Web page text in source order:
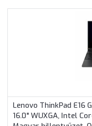
Lenovo ThinkPad E16
16.0" WUXGA, Intel